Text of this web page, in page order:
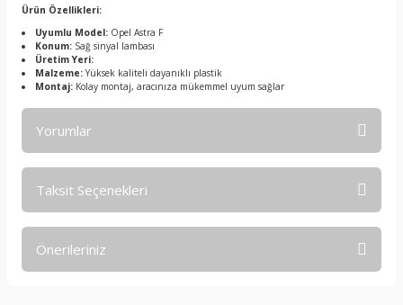
Ürün Özellikleri:
Uyumlu Model: Opel Astra F
Konum: Sağ sinyal lambası
Üretim Yeri:
Malzeme:Yüksek kaliteli dayanıklı plastik
Montaj: Kolay montaj, aracınıza mükemmel uyum sağlar
Yorumlar
Taksit Seçenekleri
Önerileriniz